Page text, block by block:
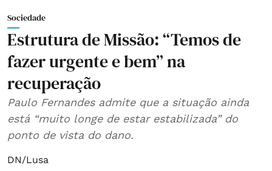
Sociedade
Estrutura de Missão: “Temos de
fazer urgente e bem” na
recuperação
Paulo Fernandes admite que a situação ainda
está “muito longe de estar estabilizada” do
ponto de vista do dano.
DN/Lusa